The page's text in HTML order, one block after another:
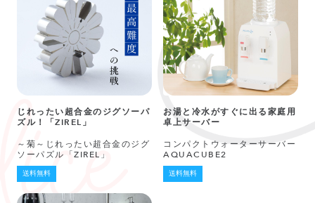
じれったい超合金のジグソーパ
ズル！「ZIREL」
～菊～じれったい超合金のジグ
ソーパズル「ZIREL」
送料無料
お湯と冷水がすぐに出る家庭用
卓上サーバー
コンパクトウォーターサーバー
AQUACUBE2
送料無料